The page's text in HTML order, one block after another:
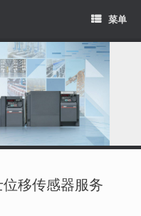
菜单
移传感器服务